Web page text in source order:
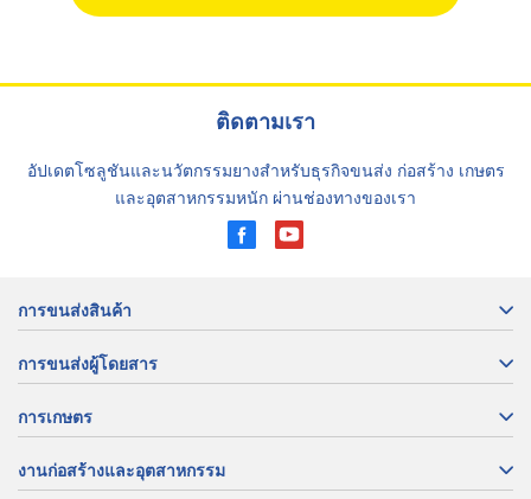
ติดตามเรา
อัปเดตโซลูชันและนวัตกรรมยางสำหรับธุรกิจขนส่ง ก่อสร้าง เกษตร
และอุตสาหกรรมหนัก ผ่านช่องทางของเรา
การขนส่งสินค้า
การขนส่งผู้โดยสาร
การเกษตร
งานก่อสร้างและอุตสาหกรรม